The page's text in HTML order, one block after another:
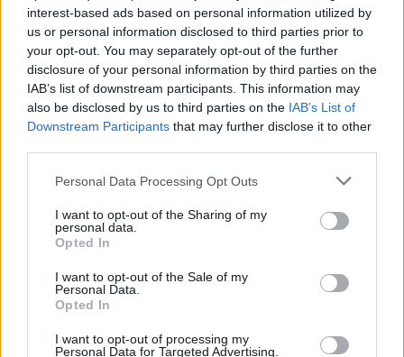
interest-based ads based on personal information utilized by
us or personal information disclosed to third parties prior to
your opt-out. You may separately opt-out of the further
disclosure of your personal information by third parties on the
IAB’s list of downstream participants. This information may
also be disclosed by us to third parties on the IAB’s List of
Downstream Participants that may further disclose it to other
Personal Data Processing Opt Outs
I want to opt-out of the Sharing of my
personal data.
Opted In
I want to opt-out of the Sale of my
Personal Data.
Opted In
I want to opt-out of processing my
Personal Data for Targeted Advertising.
No somiem aizgūta recepte – marinēti gurķīši bez
pasterizēšanas
Runa nemaz nav par „ļaut” vai „neļaut” spēlēties ar
ēdienu, runa ir par jautrību pie galda, un tas noteikti
lietderīgs visiem, arī maziem bērniem un sevišķi viņu
māmiņām.